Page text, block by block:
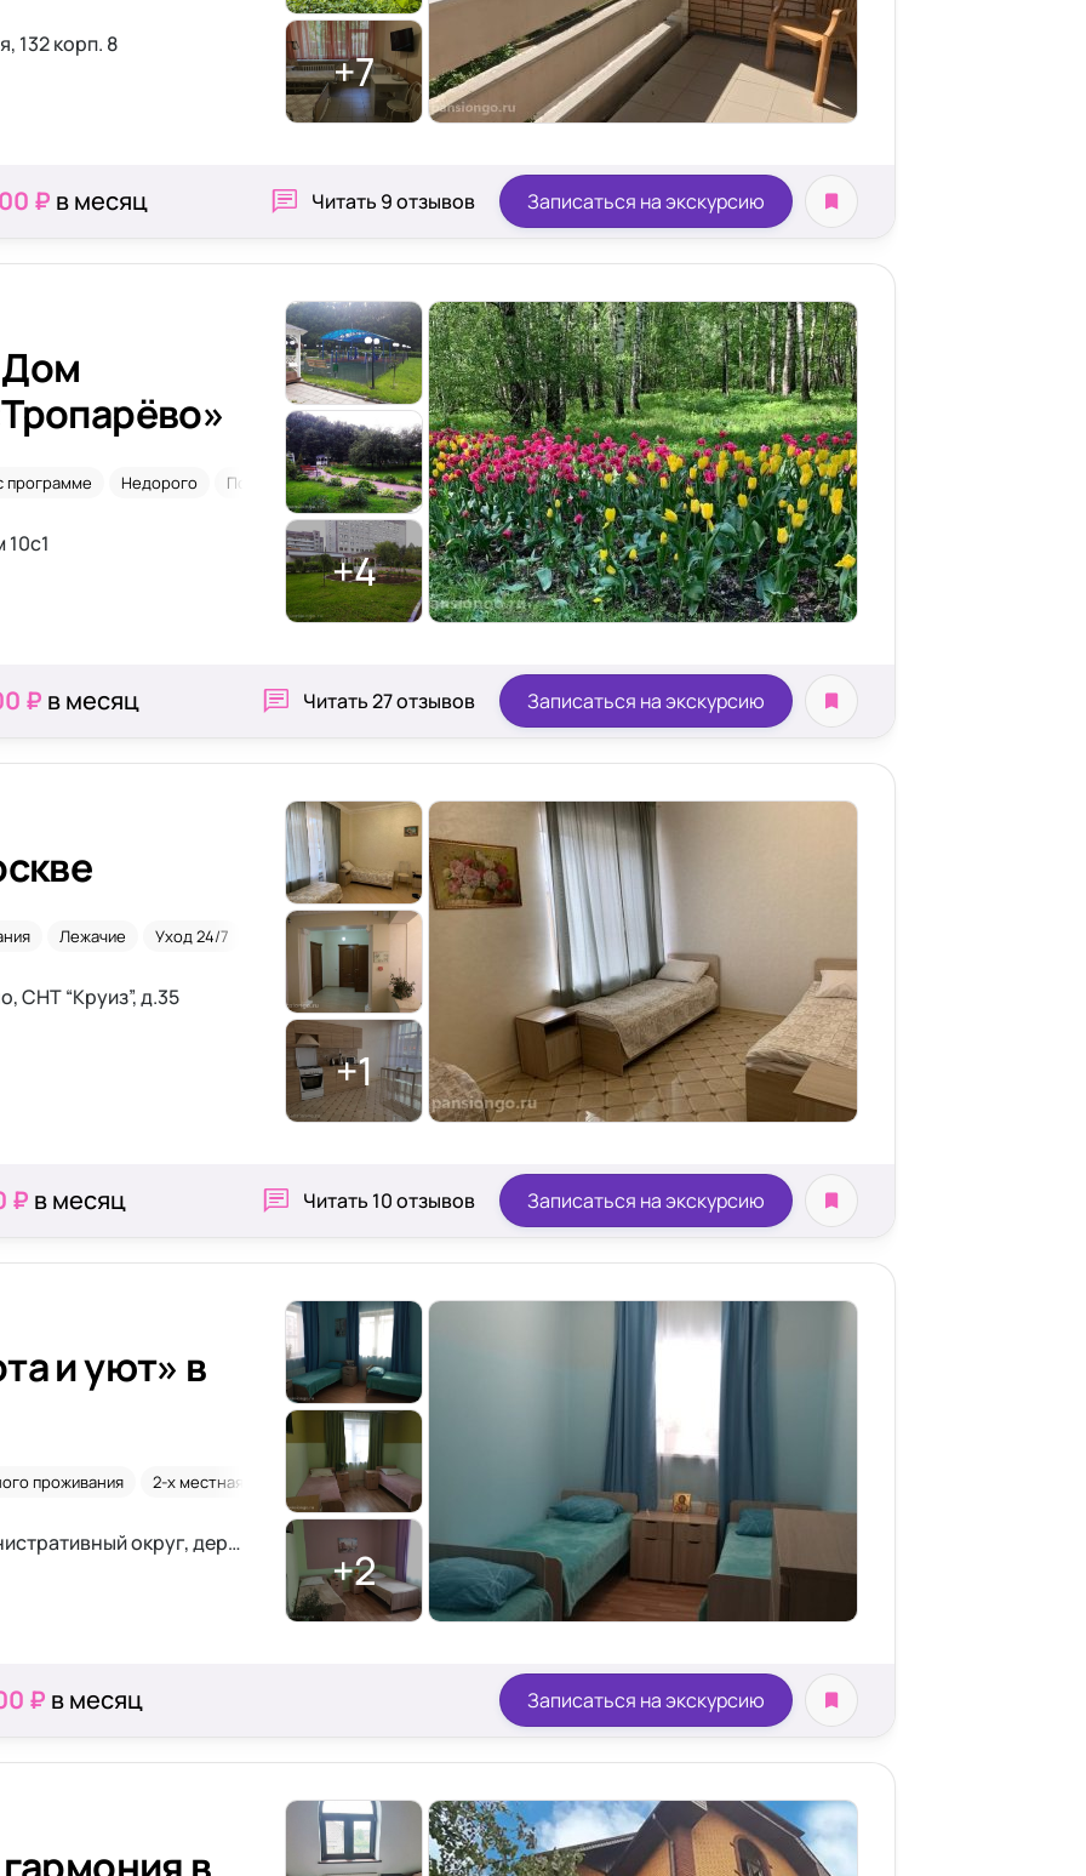
132 корп. 8
+7
₽ в месяц Читать 9 отзывов Записаться на экскурсию
программе Недорого После травм
+4
₽ в месяц Читать27 отзывов Записаться на экскурсию
Лежачие Уход 24/7 Недорого
СНТ “Круиз”, д.35
+1
₽ в месяц Читать 10 отзывов Записаться на экскурсию
и уют» в
проживания 2-х местная комната Склероз
г. Москва, Новомосковский административный округ, деревня Дудкино, район Коммунарка
+2
₽ в месяц Записаться на экскурсию